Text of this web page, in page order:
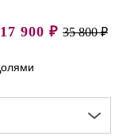
17 900 ₽ 35 800 ₽